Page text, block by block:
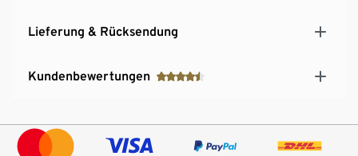
Lieferung & Rücksendung
Kundenbewertungen